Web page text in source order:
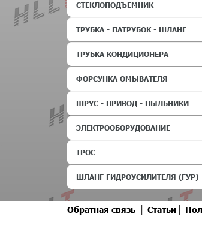
СТЕКЛОПОДЪЕМНИК
ТРУБКА - ПАТРУБОК - ШЛАНГ
ТРУБКА КОНДИЦИОНЕРА
ФОРСУНКА ОМЫВАТЕЛЯ
ШРУС - ПРИВОД - ПЫЛЬНИКИ
ЭЛЕКТРООБОРУДОВАНИЕ
ТРОС
ШЛАНГ ГИДРОУСИЛИТЕЛЯ (ГУР)
Обратная связь | Статьи |